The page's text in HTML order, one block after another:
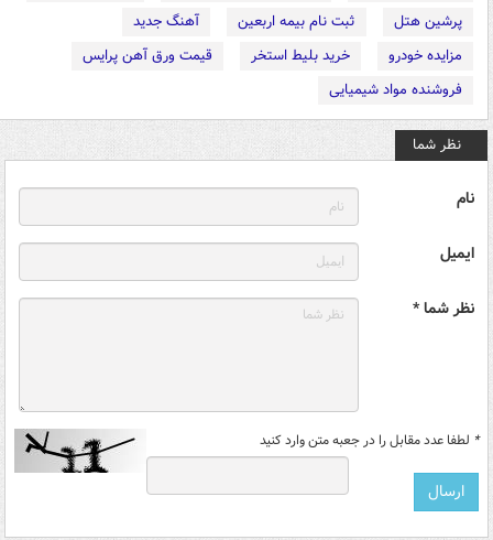
پرشین هتل
ثبت نام بیمه اربعین
آهنگ جدید
مزایده خودرو
خرید بلیط استخر
قیمت ورق آهن پرایس
فروشنده مواد شیمیایی
نظر شما
نام
ایمیل
نظر شما *
* لطفا عدد مقابل را در جعبه متن وارد کنید